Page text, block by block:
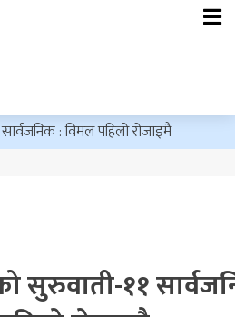
: विमल पहिलो रोजाइमै
सुरुवाती-११